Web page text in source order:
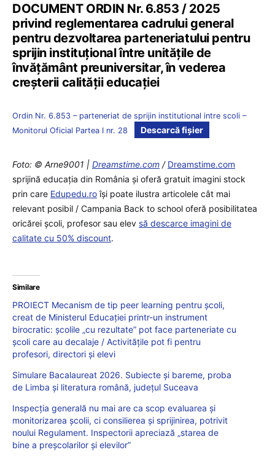
DOCUMENT ORDIN Nr. 6.853 / 2025
privind reglementarea cadrului general
pentru dezvoltarea parteneriatului pentru
sprijin instituțional între unitățile de
învățământ preuniversitar, în vederea
creșterii calității educației
Ordin Nr. 6.853 – parteneriat de sprijin institutional intre scoli –
Monitorul Oficial Partea I nr. 28
Descarcă fișier
Foto: © Arne9001 | Dreamstime.com / Dreamstime.com
sprijină educaţia din România şi oferă gratuit imagini stock
prin care Edupedu.roîşi poate ilustra articolele cât mai
relevant posibil / Campania Back to school oferă posibilitatea
oricărei școli, profesor sau elev să descarce imagini de
calitate cu 50% discount.
Similare
PROIECT Mecanism de tip peer learning pentru școli,
creat de Ministerul Educației printr-un instrument
birocratic: școlile „cu rezultate” pot face parteneriate cu
școli care au decalaje / Activitățile pot fi pentru
profesori, directori și elevi
Simulare Bacalaureat 2026. Subiecte și bareme, proba
de Limba și literatura română, județul Suceava
Inspecția generală nu mai are ca scop evaluarea și
monitorizarea școlii, ci consilierea și sprijinirea, potrivit
noului Regulament. Inspectorii apreciază „starea de
bine a preșcolarilor și elevilor”